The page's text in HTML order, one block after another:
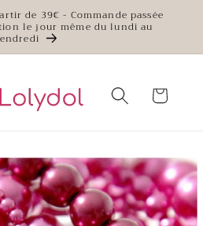
de 39€ - Commande passée
le jour même du lundi au
Panier